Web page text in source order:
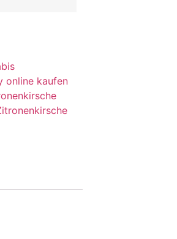
online kaufen